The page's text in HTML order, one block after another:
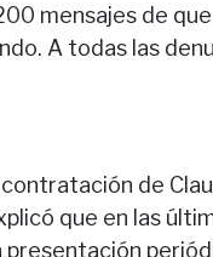
mensajes de
A todas las
de
que en las